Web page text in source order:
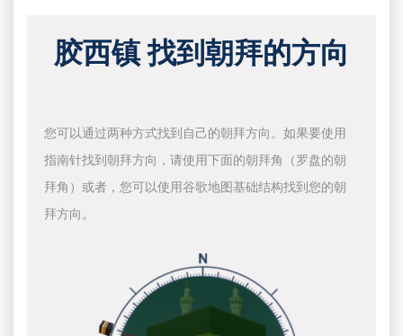
胶西镇 找到朝拜的方向
您可以通过两种方式找到自己的朝拜方向。如果要使用
指南针找到朝拜方向，请使用下面的朝拜角（罗盘的朝
拜角）或者，您可以使用谷歌地图基础结构找到您的朝
拜方向。